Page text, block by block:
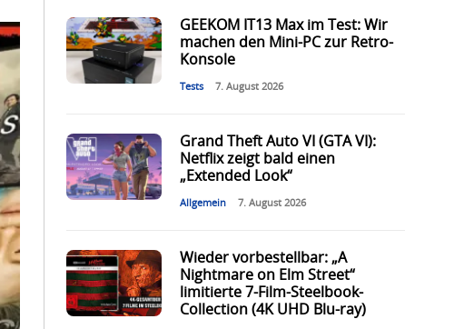
GEEKOM IT13 Max im Test: Wir
machen den Mini-PC zur Retro-
Konsole
Tests 7. August 2026
Grand Theft Auto VI (GTA VI):
Netflix zeigt bald einen
„Extended Look“
Allgemein 7. August 2026
Wieder vorbestellbar: „A
Nightmare on Elm Street“
limitierte 7-Film-Steelbook-
Collection (4K UHD Blu-ray)